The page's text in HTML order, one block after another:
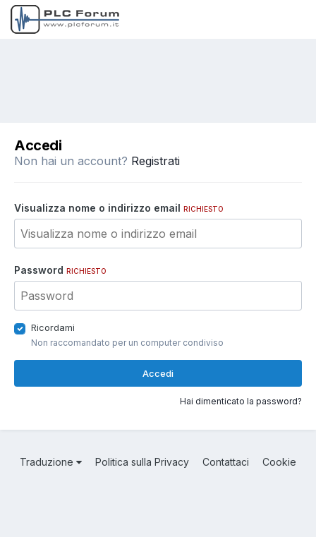
Accedi
Non hai un account? Registrati
Visualizza nome o indirizzo email RICHIESTO
Password RICHIESTO
Ricordami
Non raccomandato per un computer condiviso
Accedi
Hai dimenticato la password?
Traduzione Politica sulla Privacy Contattaci Cookie